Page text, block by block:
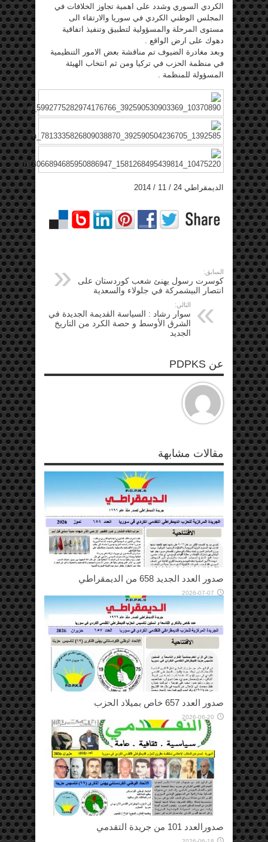
الكردي السوري وشدد على اهمية تجاوز الخلافات في
المجلس الوطني الكردي في سوريا والارتقاء الى
مستوى المرحلة والمسؤولية لتطبيق وتنفيذ اتفاقية
دهوك على ارض الواقع .
وبعد مغادرة الضيوف تم مناقشة بعض الامور التنظيمية
في منظمة الحزب في تركيا ومن ثم انتخاب الهيئة
المسؤولة للمنظمة .
الديمقراطي 24 / 11 / 2014
السابق:
كوسرت رسول يهنئ شعب كوردستان على
انتصار البيشمركة في جلولاء والسعدية
التالي:
سوار رشاد : السياسة القديمة الجديدة في
الشرق الأوسط و حصة الكرد من التاريخ
الجديد
عن PDPKS
مقالات مشابهة
صدور العدد الجديد 658 من الديمقراطي
2026-07-07
صدور العدد 657 خاص بميلاد الحزب
2026-06-20
صدورالعدد 101 من جريدة التقدمي